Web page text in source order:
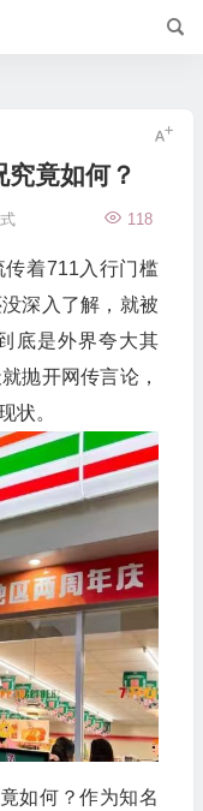
竟如何？
118
着711入行门槛
深入了解，就被
底是外界夸大其
抛开网传言论，
状。
如何？作为知名